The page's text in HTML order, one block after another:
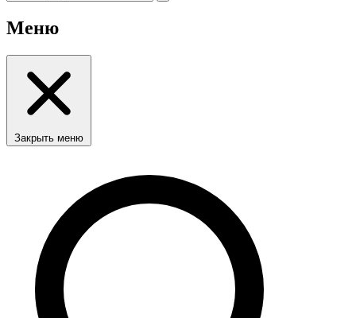
Меню
Закрыть меню